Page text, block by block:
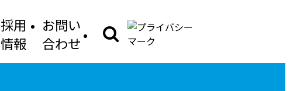
採用
情報
お問い
合わせ